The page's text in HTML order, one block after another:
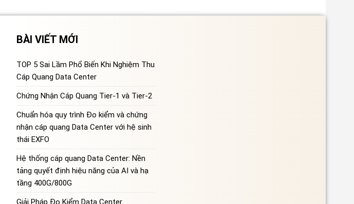
BÀI VIẾT MỚI
TOP 5 Sai Lầm Phổ Biến Khi Nghiệm Thu
Cáp Quang Data Center
Chứng Nhận Cáp Quang Tier-1 và Tier-2
Chuẩn hóa quy trình Đo kiểm và chứng
nhận cáp quang Data Center với hệ sinh
thái EXFO
Hệ thống cáp quang Data Center: Nền
tảng quyết định hiệu năng của AI và hạ
tầng 400G/800G
Giải Pháp Đo Kiểm Data Center